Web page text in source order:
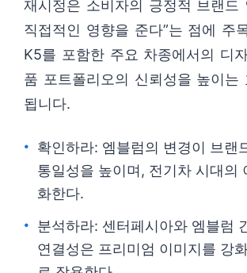
재시정은 소비자의 긍정적 브랜드
직접적인 영향을 준다”는 점에 주
K5를 포함한 주요 차종에서의 디
품 포트폴리오의 신뢰성을 높이는
됩니다.
확인하라: 엠블럼의 변경이 브랜
통일성을 높이며, 전기차 시대의
화한다.
분석하라: 센터페시아와 엠블럼
연결성은 프리미엄 이미지를 강